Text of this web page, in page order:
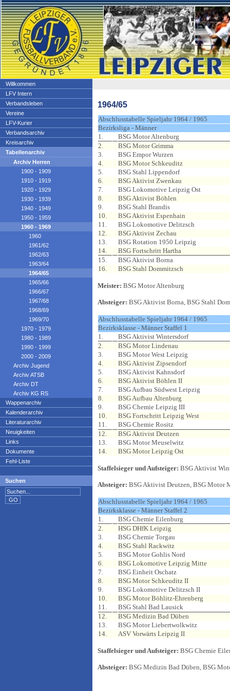
Willkommen
LFV Intern
Verbandsleben
Vereine
LFV-Kurier
Verbandsarchiv
Kreisarchiv
Tabellenarchiv
Archiv Herren
1900 - 1909
1910 - 1919
1920 - 1929
1930 - 1939
1940 - 1949
1950 - 1959
1960 - 1969
1960
1961/62
1962/63
1963/64
1964/65
1965/66
1966/67
1967/68
1968/69
1969/70
1970 - 1979
1980 - 1989
1990 - 1999
2000 - 2009
Archiv Jugend
Archiv ATSB
Archiv DT
Archiv KG RS
Wappenarchiv
Kalenderarchiv
Literaturarchiv
Neuigkeiten
Links
Dokumente
Fehl-Liste
Suchen
1964/65
Abschlusstabelle Spieljahr 1964 / 1965
Bezirksliga - Männer
1.
BSG Motor Altenburg
2.
BSG Motor Grimma
3.
BSG Empor Wurzen
4.
BSG Motor Schkeuditz
5.
BSG Stahl Lippendorf
6.
BSG Aktivist Zwenkau
7.
BSG Lokomotive Leipzig Ost
8.
BSG Aktivist Böhlen
9.
BSG Stahl Brandis
10.
BSG Aktivist Espenhain
11.
BSG Lokomotive Delitzsch
12.
BSG Aktivist Zechau
13.
BSG Rotation 1950 Leipzig
14.
BSG Fortschritt Hartha
15.
BSG Aktivist Borna
16.
BSG Stahl Dommitzsch
Meister: BSG Motor Altenburg
Absteiger: BSG Aktivist Borna, BSG Stahl
Abschlusstabelle Spieljahr 1964 / 1965
Bezirksklasse - Männer Staffel 1
1.
BSG Aktivist Wintersdorf
2.
BSG Motor Lindenau
3.
BSG Motor West Leipzig
4.
BSG Aktivist Zipsendorf
5.
BSG Aktivist Kahnsdorf
6.
BSG Aktivist Böhlen II
7.
BSG Aufbau Südwest Leipzig
8.
BSG Aufbau Altenburg
9.
BSG Chemie Leipzig III
10.
BSG Fortschritt Leipzig West
11.
BSG Chemie Rositz
12.
BSG Aktivist Deutzen
13.
BSG Motor Meuselwitz
14.
BSG Motor Leipzig Ost
Staffelsieger und Aufsteiger: BSG Aktivist
Absteiger: BSG Aktivist Deutzen, BSG Motor
Abschlusstabelle Spieljahr 1964 / 1965
Bezirksklasse - Männer Staffel 2
1.
BSG Chemie Eilenburg
2.
HSG DHfK Leipzig
3.
BSG Chemie Torgau
4.
BSG Stahl Rackwitz
5.
BSG Motor Gohlis Nord
6.
BSG Lokomotive Leipzig Mitte
7.
BSG Einheit Oschatz
8.
BSG Motor Schkeuditz II
9.
BSG Lokomotive Delitzsch II
10.
BSG Motor Böhlitz-Ehrenberg
11.
BSG Stahl Bad Lausick
12.
BSG Medizin Bad Düben
13.
BSG Motor Liebertwolkwitz
14.
ASV Vorwärts Leipzig II
Staffelsieger und Aufsteiger: BSG Chemie
Absteiger: BSG Medizin Bad Düben, BSG